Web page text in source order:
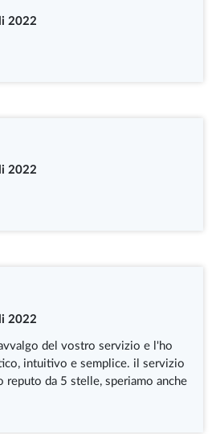
2022
2022
2022
del vostro servizio e l'ho
intuitivo e semplice. il servizio
reputo da 5 stelle, speriamo anche